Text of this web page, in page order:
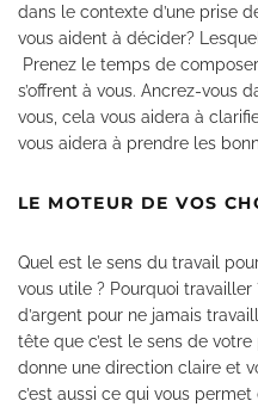
dans le contexte d’une prise
vous aident à décider?
Prenez le temps de
s’offrent à vous. Ancrez-vous
vous, cela vous aidera à
vous aidera à prendre les
LE MOTEUR DE VOS
Quel est le sens du travail
vous utile ? Pourquoi travailler
d’argent pour ne jamais
tête que c’est le sens de
donne une direction claire et
c’est aussi ce qui vous